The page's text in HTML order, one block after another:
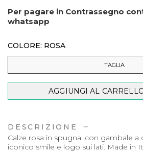
Per pagare in Contrassegno
whatsapp
COLORE: ROSA
TAGLIA
AGGIUNGI AL
DESCRIZIONE
Calze rosa in spugna, con gambale a
iconico smile e logo sui lati. Made in